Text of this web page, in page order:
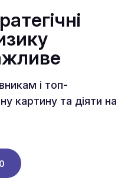
і топ-
картину та діяти на